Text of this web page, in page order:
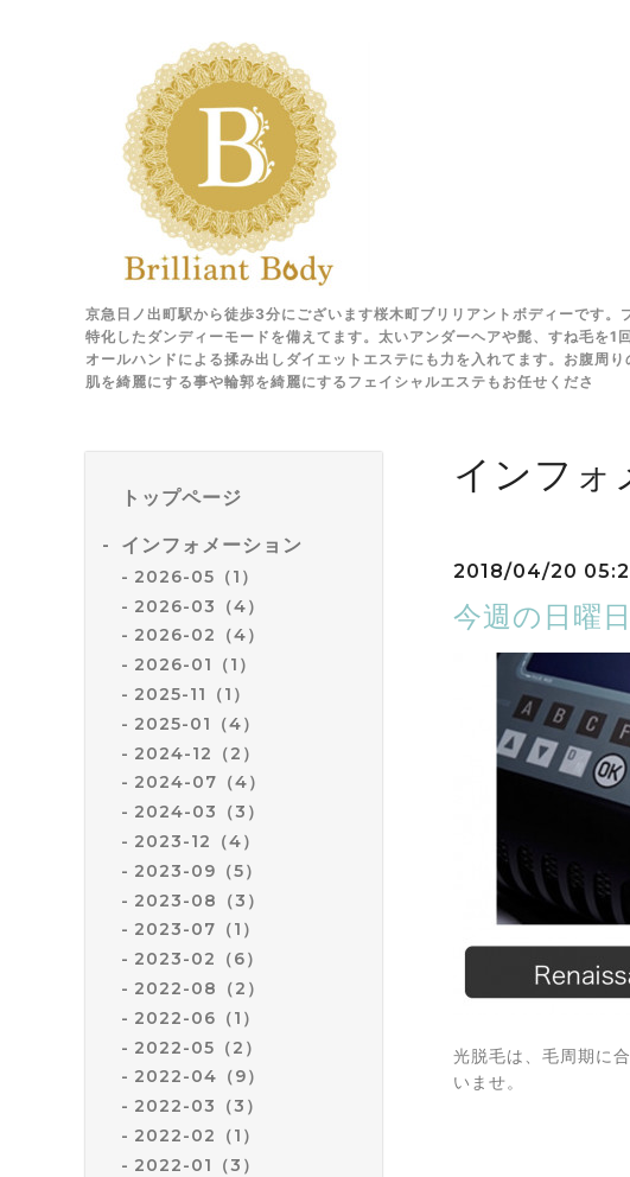
京急日ノ出町駅から徒歩3分にございます桜木町ブリリアントボディーです
特化したダンディーモードを備えてます。太いアンダーヘアや髭、すね毛を1
オールハンドによる揉み出しダイエットエステにも力を入れてます。お腹周
肌を綺麗にする事や輪郭を綺麗にするフェイシャルエステもお任せくださ
トップページ
インフォメーション
2026-05（1）
2026-03（4）
2026-02（4）
2026-01（1）
2025-11（1）
2025-01（4）
2024-12（2）
2024-07（4）
2024-03（3）
2023-12（4）
2023-09（5）
2023-08（3）
2023-07（1）
2023-02（6）
2022-08（2）
2022-06（1）
2022-05（2）
2022-04（9）
2022-03（3）
2022-02（1）
2022-01（3）
インフォ
2018/04/20
今週の日曜
光脱毛は、毛周期に
いませ。